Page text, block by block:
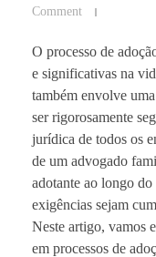
Comment
O processo de
e significativas na
também envolve
ser rigorosamente
jurídica de todos os
de um advogado
adotante ao longo do
exigências sejam
Neste artigo, vamos
em processos de